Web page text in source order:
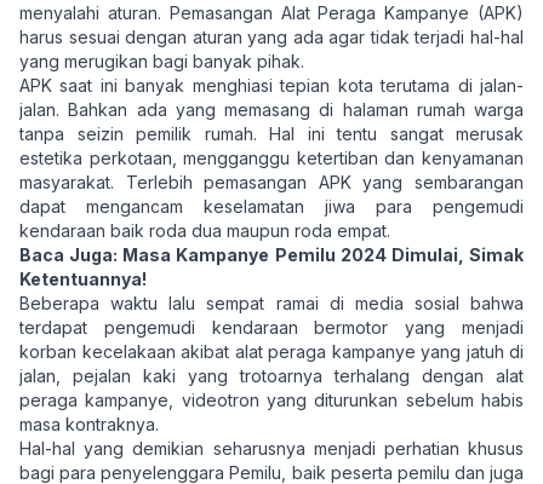
menyalahi aturan. Pemasangan Alat Peraga Kampanye (APK)
harus sesuai dengan aturan yang ada agar tidak terjadi hal-hal
yang merugikan bagi banyak pihak.
APK saat ini banyak menghiasi tepian kota terutama di jalan-
jalan. Bahkan ada yang memasang di halaman rumah warga
tanpa seizin pemilik rumah. Hal ini tentu sangat merusak
estetika perkotaan, mengganggu ketertiban dan kenyamanan
masyarakat. Terlebih pemasangan APK yang sembarangan
dapat mengancam keselamatan jiwa para pengemudi
kendaraan baik roda dua maupun roda empat.
Baca Juga: Masa Kampanye Pemilu 2024 Dimulai, Simak
Ketentuannya!
Beberapa waktu lalu sempat ramai di media sosial bahwa
terdapat pengemudi kendaraan bermotor yang menjadi
korban kecelakaan akibat alat peraga kampanye yang jatuh di
jalan, pejalan kaki yang trotoarnya terhalang dengan alat
peraga kampanye, videotron yang diturunkan sebelum habis
masa kontraknya.
Hal-hal yang demikian seharusnya menjadi perhatian khusus
bagi para penyelenggara Pemilu, baik peserta pemilu dan juga